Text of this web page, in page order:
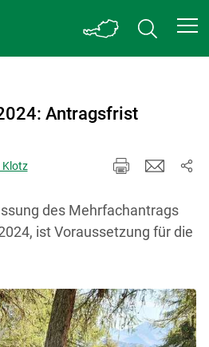
Antragsfrist
Klotz
des Mehrfachantrags
ist Voraussetzung für die